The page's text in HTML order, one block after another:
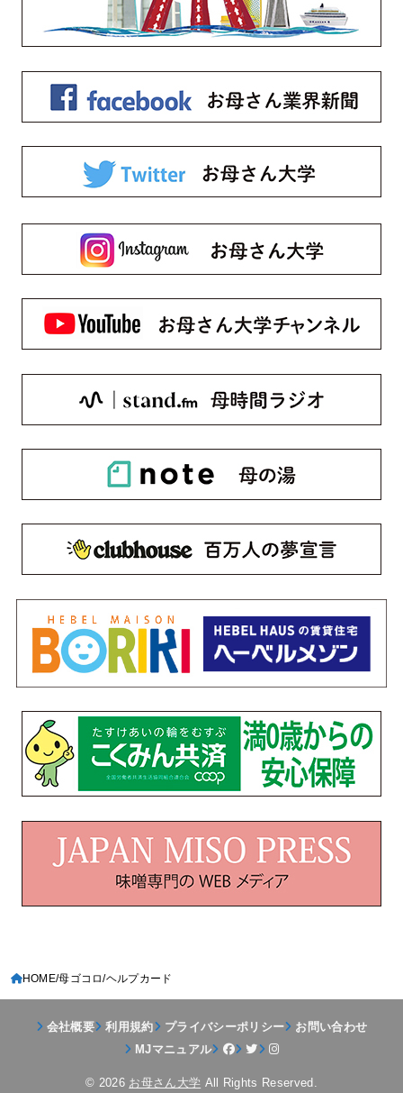
HOME 母ゴコロ ヘルプカード
会社概要 利用規約 プライバシーポリシー
お問い合わせ
MJマニュアル
© 2026 お母さん大学 All Rights Reserved.